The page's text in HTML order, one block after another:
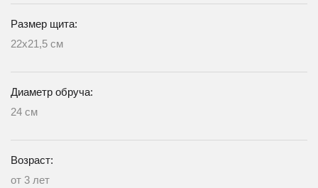
Размер щита:
22x21,5 см
Диаметр обруча:
24 см
Возраст:
от 3 лет